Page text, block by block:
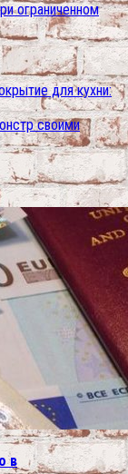
ограниченном
для кухни:
своими
в